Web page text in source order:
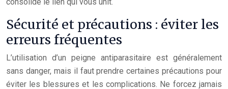
consolide le lien qui vous unit.
Sécurité et précautions : éviter les
erreurs fréquentes
L’utilisation d’un peigne antiparasitaire est généralement
sans danger, mais il faut prendre certaines précautions pour
éviter les blessures et les complications. Ne forcez jamais